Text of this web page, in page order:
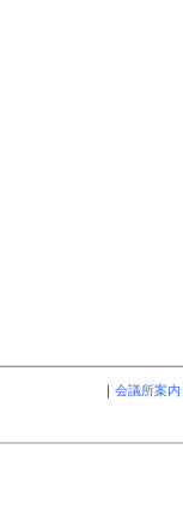
｜ 会議所案内